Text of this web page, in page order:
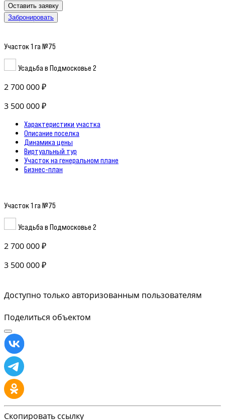
Оставить заявку
Забронировать
Участок 1 га №75
Усадьба в Подмосковье 2
2 700 000 ₽
3 500 000 ₽
Характеристики участка
Описание поселка
Динамика цены
Виртуальный тур
Участок на генеральном плане
Бизнес-план
Участок 1 га №75
Усадьба в Подмосковье 2
2 700 000 ₽
3 500 000 ₽
Доступно только авторизованным пользователям
Поделиться объектом
Скопировать ссылку